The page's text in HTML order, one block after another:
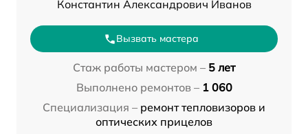
Константин Александрович Иванов
Вызвать мастера
Стаж работы мастером – 5 лет
Выполнено ремонтов – 1 060
Специализация – ремонт тепловизоров и
оптических прицелов